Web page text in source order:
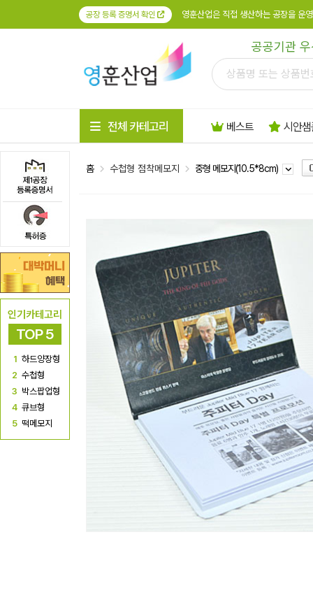
공장 등록 증명서 확인 영훈산업은 직접 생산하는 공장을 운
공공기관
인기카테고리
TOP 5
1 하드양장형
2 수첩형
3 박스팝업형
4 큐브형
5 떡메모지
전체 카테고리 베스트 시안
홈 수첩형 점착메모지 중형 메모지(10.5*8cm)